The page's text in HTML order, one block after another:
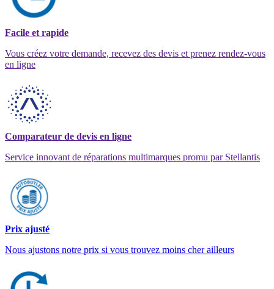
Facile et rapide
Vous créez votre demande, recevez des devis et prenez rendez-vous
en ligne
Comparateur de devis en ligne
Service innovant de réparations multimarques promu par Stellantis
Prix ajusté
Nous ajustons notre prix si vous trouvez moins cher ailleurs